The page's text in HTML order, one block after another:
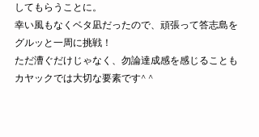
してもらうことに。
幸い風もなくベタ凪だったので、頑張って答志島を
グルッと一周に挑戦！
ただ漕ぐだけじゃなく、勿論達成感を感じることも
カヤックでは大切な要素です^ ^